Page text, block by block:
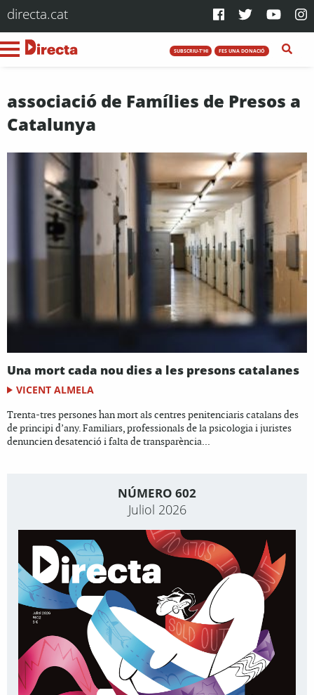
directa.cat
SUBSCRIU-T'HI FES UNA DONACIÓ
associació de Famílies de Presos a
Catalunya
Una mort cada nou dies a les presons catalanes
VICENT ALMELA
Trenta-tres persones han mort als centres penitenciaris catalans des
de principi d’any. Familiars, professionals de la psicologia i juristes
denuncien desatenció i falta de transparència...
NÚMERO 602
Juliol 2026